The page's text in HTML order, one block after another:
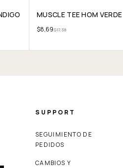
MUSCLE TEE HOM VERDE
$17,38
$8,69
SUPPORT
SEGUIMIENTO DE
PEDIDOS
CAMBIOS Y